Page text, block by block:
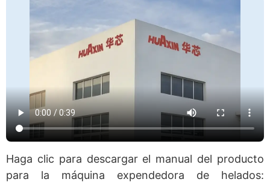
Haga clic para descargar el manual del producto
para la máquina expendedora de helados: